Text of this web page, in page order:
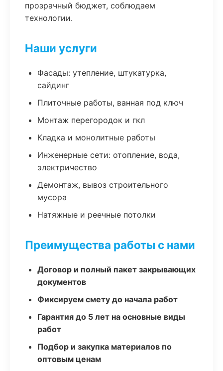
прозрачный бюджет, соблюдаем
технологии.
Наши услуги
Фасады: утепление, штукатурка,
сайдинг
Плиточные работы, ванная под ключ
Монтаж перегородок и гкл
Кладка и монолитные работы
Инженерные сети: отопление, вода,
электричество
Демонтаж, вывоз строительного
мусора
Натяжные и реечные потолки
Преимущества работы с нами
Договор и полный пакет закрывающих
документов
Фиксируем смету до начала работ
Гарантия до 5 лет на основные виды
работ
Подбор и закупка материалов по
оптовым ценам